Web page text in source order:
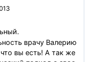
врачу Валерию
вы есть! А так же